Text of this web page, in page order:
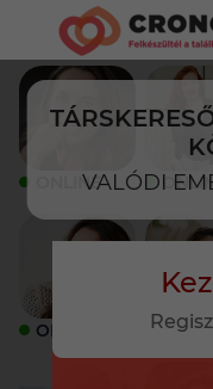
VALÓDI
ONLINE
ONLINE